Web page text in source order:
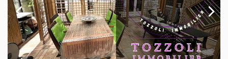
Notre agence